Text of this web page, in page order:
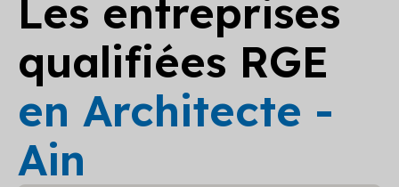
Les entreprises
qualifiées RGE
en Architecte -
Ain